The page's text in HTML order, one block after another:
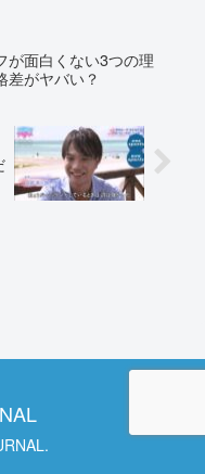
が面白くない3つの理
差がヤバい？